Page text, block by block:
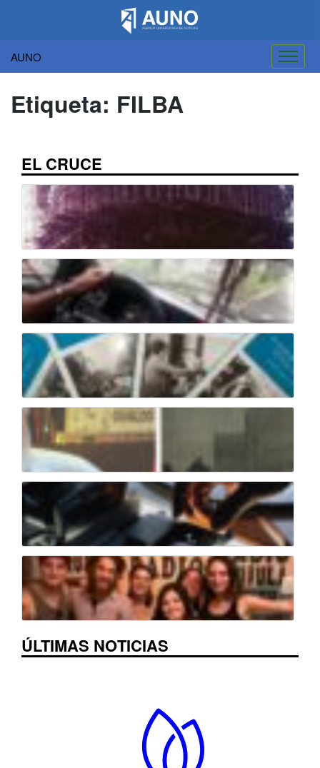
AUNO
contenido
Etiqueta: FILBA
EL CRUCE
ÚLTIMAS NOTICIAS